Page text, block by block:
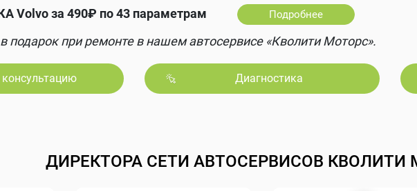
Volvo за 490₽ по 43 параметрам Подробнее
подарок при ремонте в нашем автосервисе «Кволити Моторс».
консультацию Диагностика
ДИРЕКТОРА СЕТИ АВТОСЕРВИСОВ КВОЛИТИ